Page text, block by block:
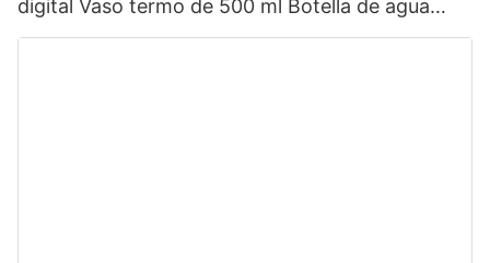
digital Vaso termo de 500 ml Botella de agua
inteligente de acero inoxidable con pantalla LED